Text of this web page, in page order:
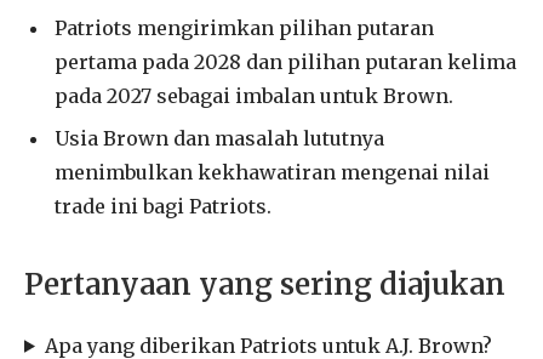
Patriots mengirimkan pilihan putaran
pertama pada 2028 dan pilihan putaran kelima
pada 2027 sebagai imbalan untuk Brown.
Usia Brown dan masalah lututnya
menimbulkan kekhawatiran mengenai nilai
trade ini bagi Patriots.
Pertanyaan yang sering diajukan
Apa yang diberikan Patriots untuk A.J. Brown?